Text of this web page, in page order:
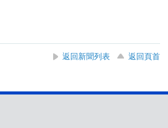
返回新聞列表 返回頁首